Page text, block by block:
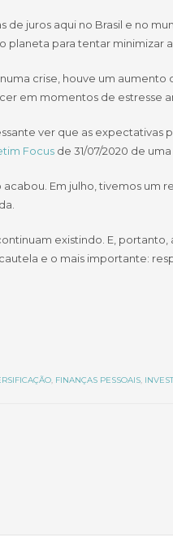
de juros aqui no Brasil e no
para tentar minimizar a
crise, houve um aumento
em momentos de estresse
ver que as expectativas
Focusde 31/07/2020 de uma
Em julho, tivemos um
existindo. E,
e o mais importante:
, FINANÇAS PESSOAIS,